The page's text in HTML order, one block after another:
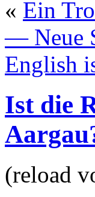
« Ein
— Neue
English
Ist die
(reload